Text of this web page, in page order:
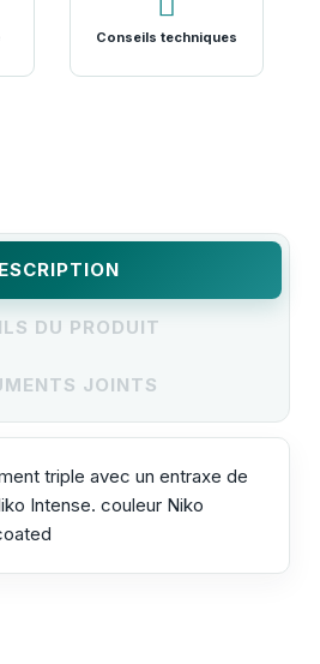
Conseils techniques
DU PRODUIT
JOINTS
triple avec un entraxe de
Intense. couleur Niko